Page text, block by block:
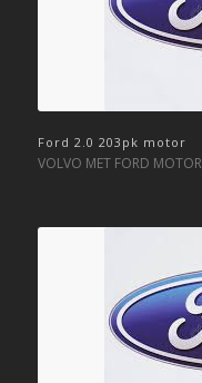
Ford 2.0 203pk motor
VOLVO MET FORD MOTOR